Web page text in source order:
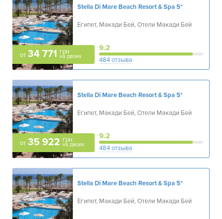
от 34 771 грн
на двоих
Stella Di Mare Beach Resort & Spa5*
Египет, Макади Бей, Отели Макади Бей
9.2
484 отзыва
от 35 922 грн
на двоих
Stella Di Mare Beach Resort & Spa5*
Египет, Макади Бей, Отели Макади Бей
9.2
484 отзыва
Stella Di Mare Beach Resort & Spa5*
Египет, Макади Бей, Отели Макади Бей